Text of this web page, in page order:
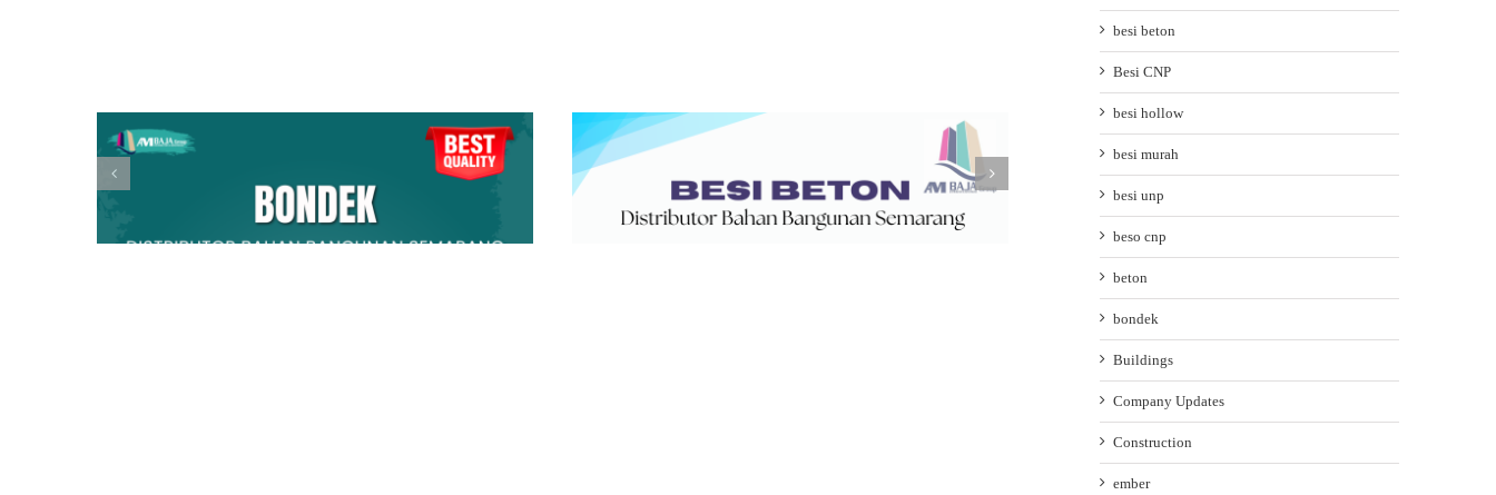
besi beton
Besi CNP
besi hollow
besi murah
besi unp
beso cnp
beton
bondek
Buildings
Company Updates
Construction
ember